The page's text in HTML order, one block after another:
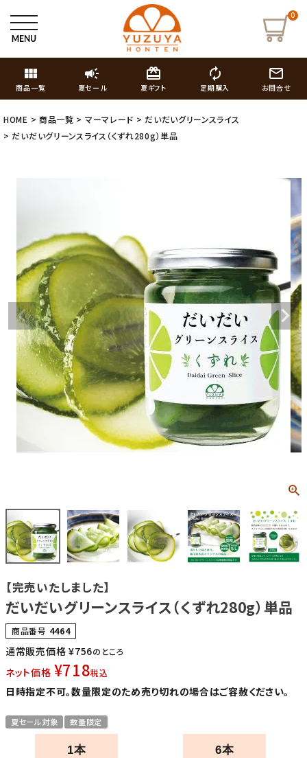
0
view_module
商品一覧
campaign
夏セール
card_giftcard
夏ギフト
autorenew
定期購入
mail_outline
お問合せ
HOME 商品一覧 マーマレード
だいだいグリーンスライス
だいだいグリーンスライス（くずれ280g）単品
【完売いたしました】
だいだいグリーンスライス（くずれ280g）単品
商品番号 4464
通常販売価格 ¥756のところ
ネット価格 ¥718税込
日時指定不可。数量限定のため売り切れの場合はご容赦ください。
夏セール対象 数量限定
1本 6本